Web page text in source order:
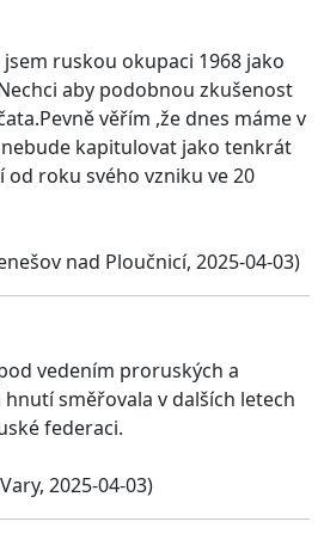
jsem ruskou okupaci 1968 jako
aby podobnou zkušenost
věřím ,že dnes máme v
kapitulovat jako tenkrát
roku svého vzniku ve 20
nad Ploučnicí, 2025-04-03)
vedením proruských a
směřovala v dalších letech
federaci.
2025-04-03)